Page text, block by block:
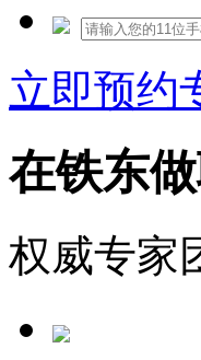
立即预约
在铁东
权威专家